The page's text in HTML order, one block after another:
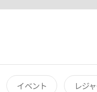
イベント レジ